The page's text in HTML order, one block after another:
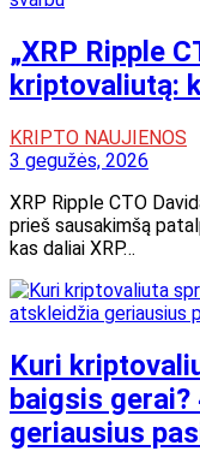
„XRP Ripple
kriptovaliutą:
KRIPTO NAUJIENOS
3 gegužės, 2026
XRP Ripple CTO
prieš sausakimšą
kas daliai XRP…
Kuri
baigsis
geriausius